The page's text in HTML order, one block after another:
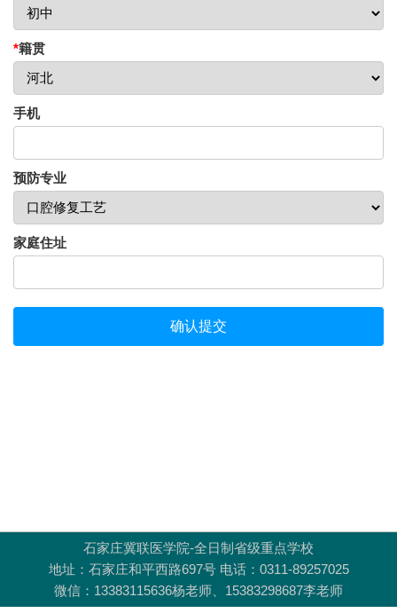
石家庄冀联医学院-全日制省级重点学校
地址：石家庄和平西路697号 电话：0311-89257025
微信：13383115636杨老师、15383298687李老师